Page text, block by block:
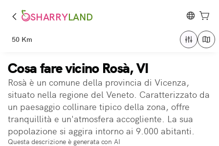
SHARRYLAND
50 Km
Cosa fare vicino Rosà, VI
Rosà è un comune della provincia di Vicenza,
situato nella regione del Veneto. Caratterizzato da
un paesaggio collinare tipico della zona, offre
tranquillità e un'atmosfera accogliente. La sua
popolazione si aggira intorno ai 9.000 abitanti.
Questa descrizione è generata con AI